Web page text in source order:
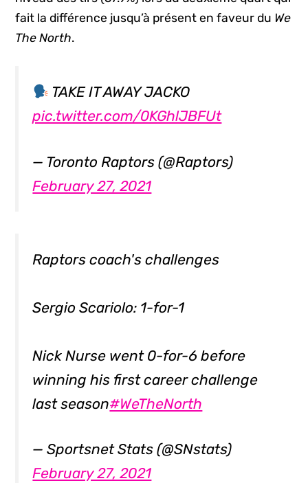
fait la différence jusqu’à présent en faveur du We
The North.
TAKE IT AWAY JACKO
pic.twitter.com/0KGhlJBFUt
— Toronto Raptors (@Raptors)
February 27, 2021
Raptors coach's challenges
Sergio Scariolo: 1-for-1
Nick Nurse went 0-for-6 before
winning his first career challenge
last season#WeTheNorth
— Sportsnet Stats (@SNstats)
February 27, 2021